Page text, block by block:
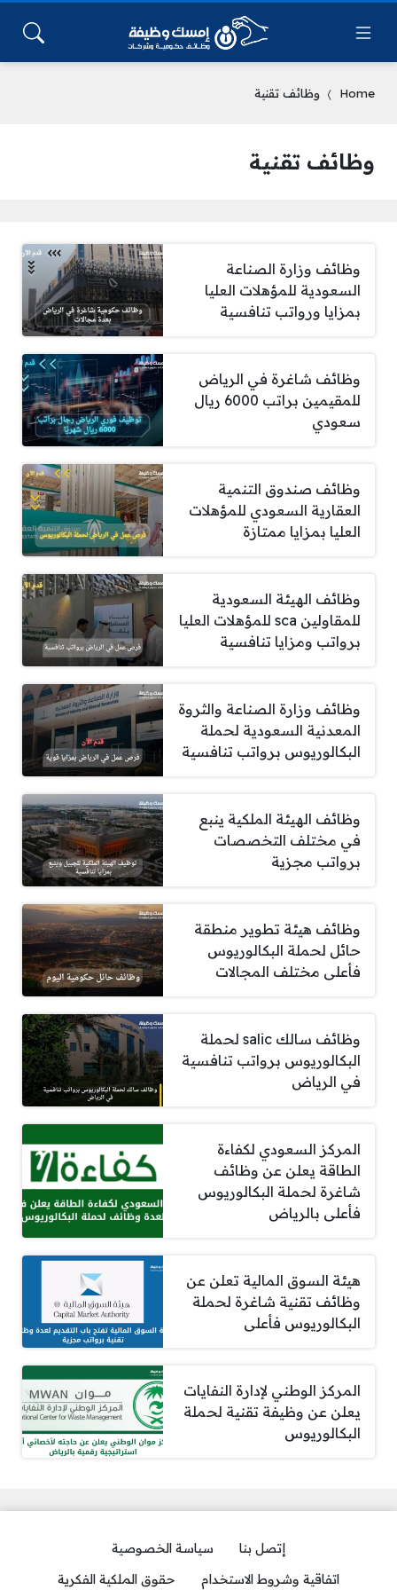
Home وظائف تقنية
وظائف تقنية
وظائف وزارة الصناعة
السعودية للمؤهلات العليا
بمزايا ورواتب تنافسية
وظائف شاغرة في الرياض
للمقيمين براتب 6000 ريال
سعودي
وظائف صندوق التنمية
العقارية السعودي للمؤهلات
العليا بمزايا ممتازة
وظائف الهيئة السعودية
للمقاولين sca للمؤهلات العليا
برواتب ومزايا تنافسية
وظائف وزارة الصناعة والثروة
المعدنية السعودية لحملة
البكالوريوس برواتب تنافسية
وظائف الهيئة الملكية ينبع
في مختلف التخصصات
برواتب مجزية
وظائف هيئة تطوير منطقة
حائل لحملة البكالوريوس
فأعلى مختلف المجالات
وظائف سالك salic لحملة
البكالوريوس برواتب تنافسية
في الرياض
المركز السعودي لكفاءة
الطاقة يعلن عن وظائف
شاغرة لحملة البكالوريوس
فأعلى بالرياض
هيئة السوق المالية تعلن عن
وظائف تقنية شاغرة لحملة
البكالوريوس فأعلى
المركز الوطني لإدارة النفايات
يعلن عن وظيفة تقنية لحملة
البكالوريوس
إتصل بنا
سياسة الخصوصية
اتفاقية وشروط الاستخدام
حقوق الملكية الفكرية